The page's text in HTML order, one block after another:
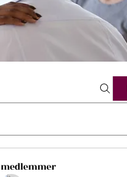
medlemmer